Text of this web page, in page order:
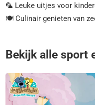
🦜 Leuke uitjes voor
🍽️ Culinair genieten van
Bekijk alle sport